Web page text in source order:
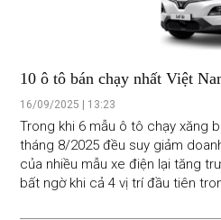
10 ô tô bán chạy nhất Việt
điện tiếp tục thắng thế
16/09/2025 | 13:23
Trong khi 6 mẫu ô tô chạy xăng
tháng 8/2025 đều suy giảm
của nhiều mẫu xe điện lại tăng
bất ngờ khi cả 4 vị trí đầu tiên